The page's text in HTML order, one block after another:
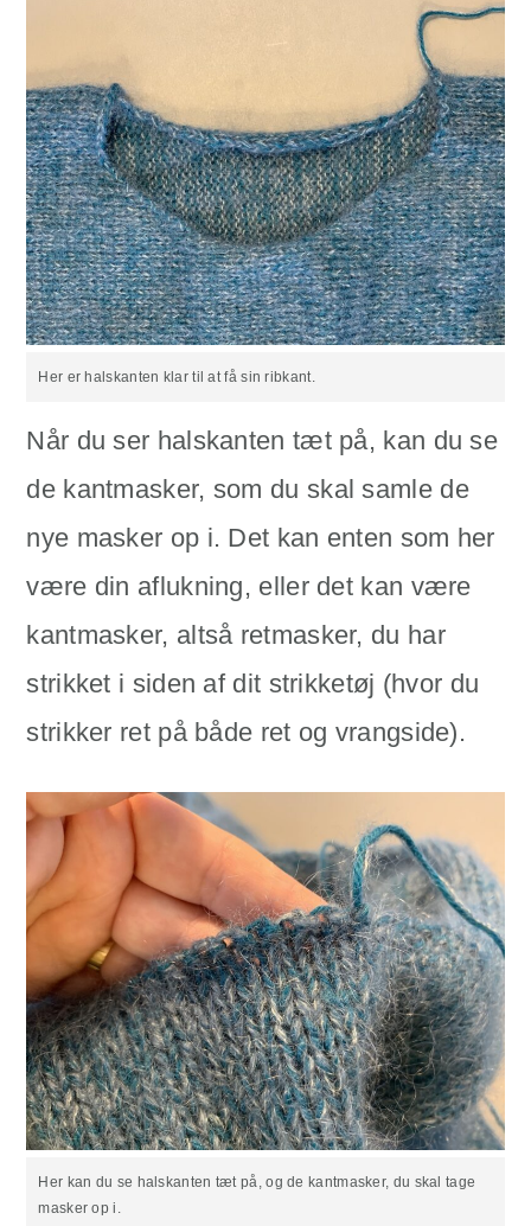
Her er halskanten klar til at få sin ribkant.
Når du ser halskanten tæt på, kan du se
de kantmasker, som du skal samle de
nye masker op i. Det kan enten som her
være din aflukning, eller det kan være
kantmasker, altså retmasker, du har
strikket i siden af dit strikketøj (hvor du
strikker ret på både ret og vrangside).
Her kan du se halskanten tæt på, og de kantmasker, du skal tage
masker op i.